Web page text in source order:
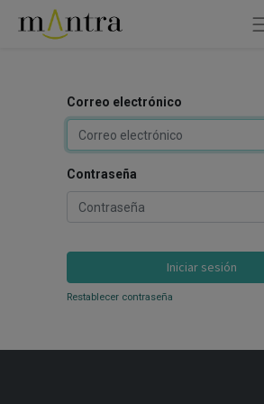
Correo electrónico
Contraseña
Iniciar sesión
Restablecer contraseña